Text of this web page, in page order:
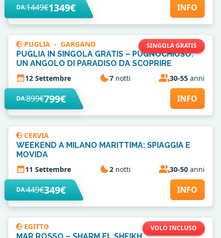
DA:1449€1349€ INFO
SINGOLA GRATIS
PUGLIA - GARGANO
PUGLIA IN SINGOLA GRATIS – PUGNOCHIUSO:
UN ANGOLO DI PARADISO DA SCOPRIRE
12 Settembre
7notti 30-55 anni
DA:899€799€ INFO
CERVIA
WEEKEND A MILANO MARITTIMA: SPIAGGIA E
MOVIDA
11 Settembre
2notti 30-50 anni
DA:449€349€ INFO
VOLO INCLUSO
EGITTO
MAR ROSSO – SHARM EL SHEIKH